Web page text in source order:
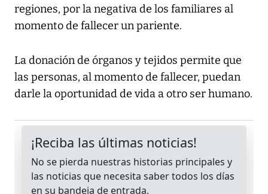
regiones, por la negativa de los familiares al
momento de fallecer un pariente.
La donación de órganos y tejidos permite que
las personas, al momento de fallecer, puedan
darle la oportunidad de vida a otro ser humano.